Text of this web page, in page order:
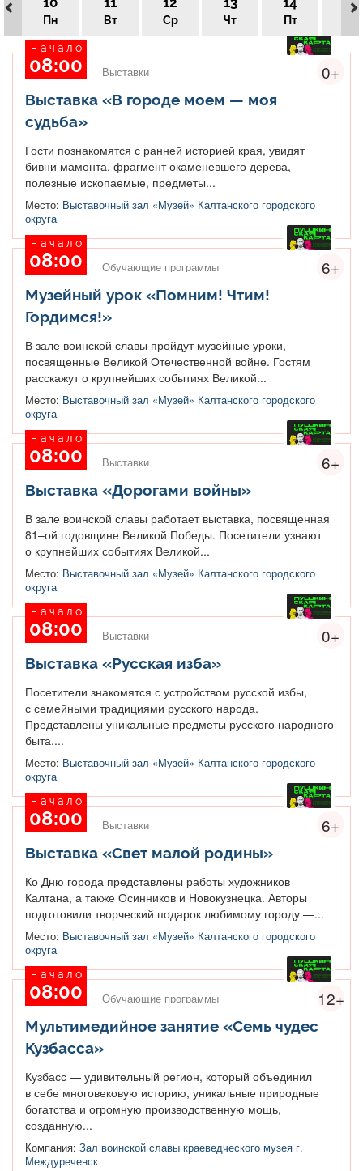
Пн Вт Ср Чт Пт
0+
начало
08:00 Выставки
Выставка «В городе моем — моя
судьба»
Гости познакомятся с ранней историей края, увидят
бивни мамонта, фрагмент окаменевшего дерева,
полезные ископаемые, предметы...
Место: Выставочный зал «Музей» Калтанского городского
округа
6+
начало
08:00 Обучающие программы
Музейный урок «Помним! Чтим!
Гордимся!»
В зале воинской славы пройдут музейные уроки,
посвященные Великой Отечественной войне. Гостям
расскажут о крупнейших событиях Великой...
Место: Выставочный зал «Музей» Калтанского городского
округа
6+
начало
08:00 Выставки
Выставка «Дорогами войны»
В зале воинской славы работает выставка, посвященная
81–ой годовщине Великой Победы. Посетители узнают
о крупнейших событиях Великой...
Место: Выставочный зал «Музей» Калтанского городского
округа
0+
начало
08:00 Выставки
Выставка «Русская изба»
Посетители знакомятся с устройством русской избы,
с семейными традициями русского народа.
Представлены уникальные предметы русского народного
быта....
Место: Выставочный зал «Музей» Калтанского городского
округа
6+
начало
08:00 Выставки
Выставка «Свет малой родины»
Ко Дню города представлены работы художников
Калтана, а также Осинников и Новокузнецка. Авторы
подготовили творческий подарок любимому городу —...
Место: Выставочный зал «Музей» Калтанского городского
округа
12+
начало
08:00 Обучающие программы
Мультимедийное занятие «Семь чудес
Кузбасса»
Кузбасс — удивительный регион, который объединил
в себе многовековую историю, уникальные природные
богатства и огромную производственную мощь,
созданную...
Компания: Зал воинской славы краеведческого музея г.
Междуреченск